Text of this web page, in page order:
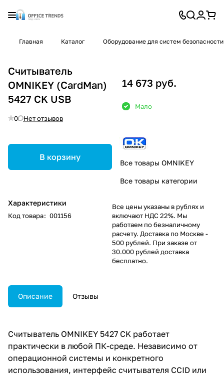
Главная Каталог Оборудование для систем безопасности
Считыватель
OMNIKEY (CardMan)
5427 CK USB
0 Нет отзывов
В корзину
Характеристики
Код товара: 001156
14 673 руб.
Мало
Все товары OMNIKEY
Все товары категории
Все цены указаны в рублях и
включают НДС 22%. Мы
работаем по безналичному
расчету. Доставка по Москве -
500 рублей. При заказе от
30.000 рублей доставка
бесплатно.
Описание Отзывы
Считыватель OMNIKEY 5427 CK работает
практически в любой ПК-среде. Независимо от
операционной системы и конкретного
использования, интерфейс считывателя CCID или